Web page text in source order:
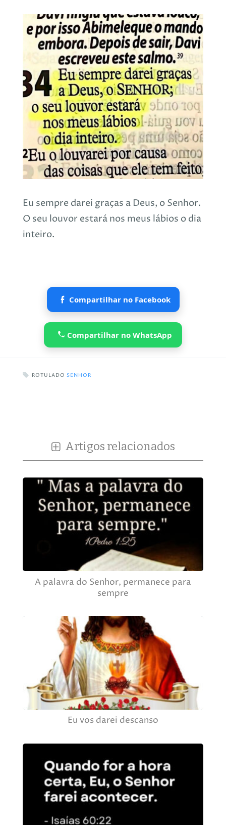
Eu sempre darei graças a Deus, o Senhor.
O seu louvor estará nos meus lábios o dia
inteiro.
Compartilhar no Facebook
Compartilhar no WhatsApp
ROTULADO SENHOR
Artigos relacionados
A palavra do Senhor, permanece para
sempre
Eu vos darei descanso